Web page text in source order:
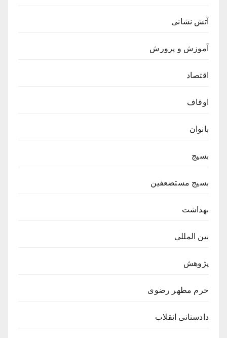
آتش نشانی
آموزش و پرورش
اقتصاد
اوقاف
بانوان
بسیج
بسیج مستضعفین
بهداشت
بین المللی
پژوهش
حرم مطهر رضوی
دادستانی انقلاب